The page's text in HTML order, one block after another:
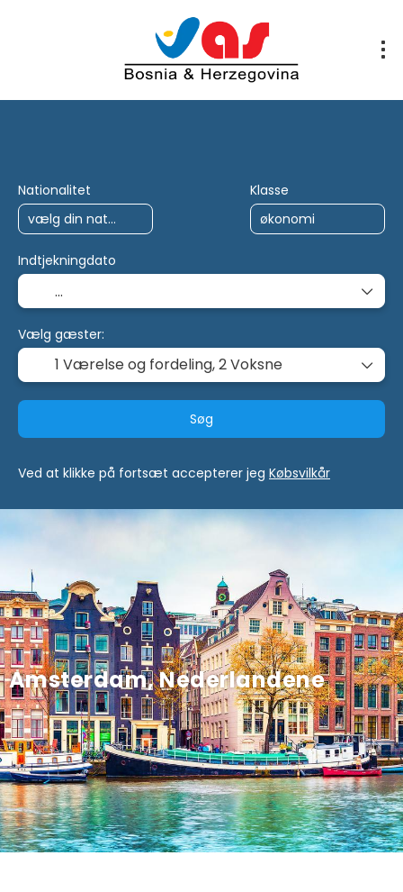
Amsterdam, Nederlandene
Nationalitet Klasse
Indtjekningdato
Vælg gæster:
1 Værelse og fordeling,2 Voksne
Søg
Ved at klikke på fortsæt accepterer jeg Købsvilkår